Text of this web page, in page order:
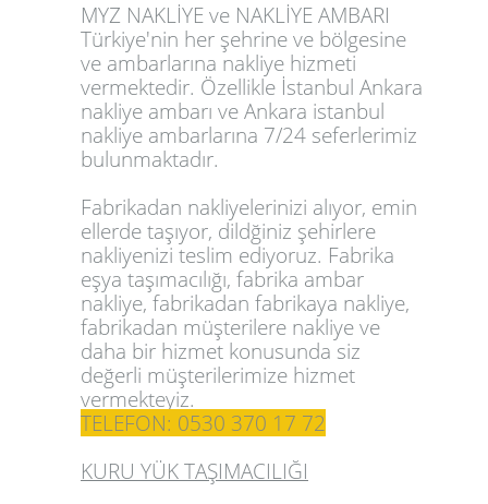
MYZ NAKLİYE ve NAKLİYE AMBARI
Türkiye'nin her şehrine ve bölgesine
ve ambarlarına nakliye hizmeti
vermektedir. Özellikle İstanbul Ankara
nakliye ambarı ve Ankara istanbul
nakliye ambarlarına 7/24 seferlerimiz
bulunmaktadır.
Fabrikadan nakliyelerinizi alıyor, emin
ellerde taşıyor, dildğiniz şehirlere
nakliyenizi teslim ediyoruz. Fabrika
eşya taşımacılığı, fabrika ambar
nakliye, fabrikadan fabrikaya nakliye,
fabrikadan müşterilere nakliye ve
daha bir hizmet konusunda siz
değerli müşterilerimize hizmet
vermekteyiz.
TELEFON: 0530 370 17 72
KURU YÜK TAŞIMACILIĞI